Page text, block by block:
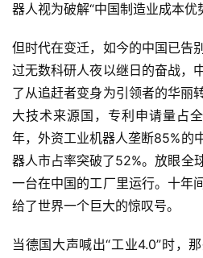
器人视为破解“中国制造业成本优
但时代在变迁，如今的中国已告
过无数科研人夜以继日的奋战，
了从追赶者变身为引领者的华丽
大技术来源国，专利申请量占
年，外资工业机器人垄断85%的
器人市占率突破了52%。放眼全
一台在中国的工厂里运行。十年
给了世界一个巨大的惊叹号。
当德国大声喊出“工业4.0”时，